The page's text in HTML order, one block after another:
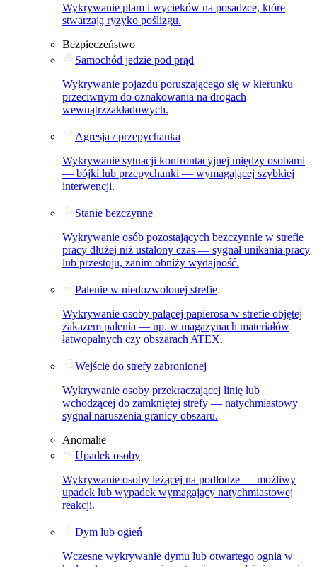
Wykrywanie plam i wycieków na posadzce, które
stwarzają ryzyko poślizgu.
Bezpieczeństwo
Samochód jedzie pod prąd
Wykrywanie pojazdu poruszającego się w kierunku
przeciwnym do oznakowania na drogach
wewnątrzzakładowych.
Agresja / przepychanka
Wykrywanie sytuacji konfrontacyjnej między osobami
— bójki lub przepychanki — wymagającej szybkiej
interwencji.
Stanie bezczynne
Wykrywanie osób pozostających bezczynnie w strefie
pracy dłużej niż ustalony czas — sygnał unikania pracy
lub przestoju, zanim obniży wydajność.
Palenie w niedozwolonej strefie
Wykrywanie osoby palącej papierosa w strefie objętej
zakazem palenia — np. w magazynach materiałów
łatwopalnych czy obszarach ATEX.
Wejście do strefy zabronionej
Wykrywanie osoby przekraczającej linię lub
wchodzącej do zamkniętej strefy — natychmiastowy
sygnał naruszenia granicy obszaru.
Anomalie
Upadek osoby
Wykrywanie osoby leżącej na podłodze — możliwy
upadek lub wypadek wymagający natychmiastowej
reakcji.
Dym lub ogień
Wczesne wykrywanie dymu lub otwartego ognia w